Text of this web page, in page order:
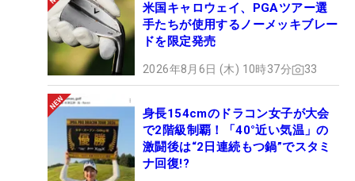
米国キャロウェイ、PGAツアー選
手たちが使用するノーメッキブレー
ドを限定発売
2026年8月6日 (木) 10時37分 33
身長154cmのドラコン女子が大会
で2階級制覇！「40°近い気温」の
激闘後は“2日連続もつ鍋”でスタミ
ナ回復!?